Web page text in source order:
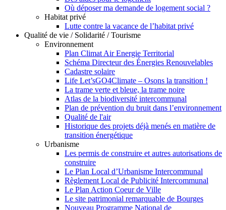
Où déposer ma demande de logement social ?
Habitat privé
Lutte contre la vacance de l’habitat privé
Qualité de vie / Solidarité / Tourisme
Environnement
Plan Climat Air Energie Territorial
Schéma Directeur des Énergies Renouvelables
Cadastre solaire
Life Let’sGO4Climate – Osons la transition !
La trame verte et bleue, la trame noire
Atlas de la biodiversité intercommunal
Plan de prévention du bruit dans l’environnement
Qualité de l'air
Historique des projets déjà menés en matière de
transition énergétique
Urbanisme
Les permis de construire et autres autorisations de
construire
Le Plan Local d’Urbanisme Intercommunal
Règlement Local de Publicité Intercommunal
Le Plan Action Coeur de Ville
Le site patrimonial remarquable de Bourges
Nouveau Programme National de